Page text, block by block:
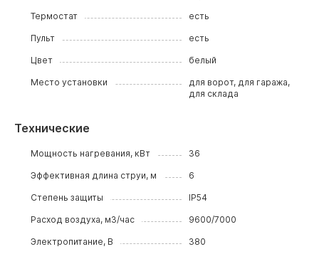
Термостат есть
Пульт есть
Цвет белый
Место установки
для ворот, для гаража,
для склада
Технические
Мощность нагревания, кВт 36
Эффективная длина струи, м 6
Степень защиты IP54
Расход воздуха, м3/час 9600/7000
Электропитание, В 380